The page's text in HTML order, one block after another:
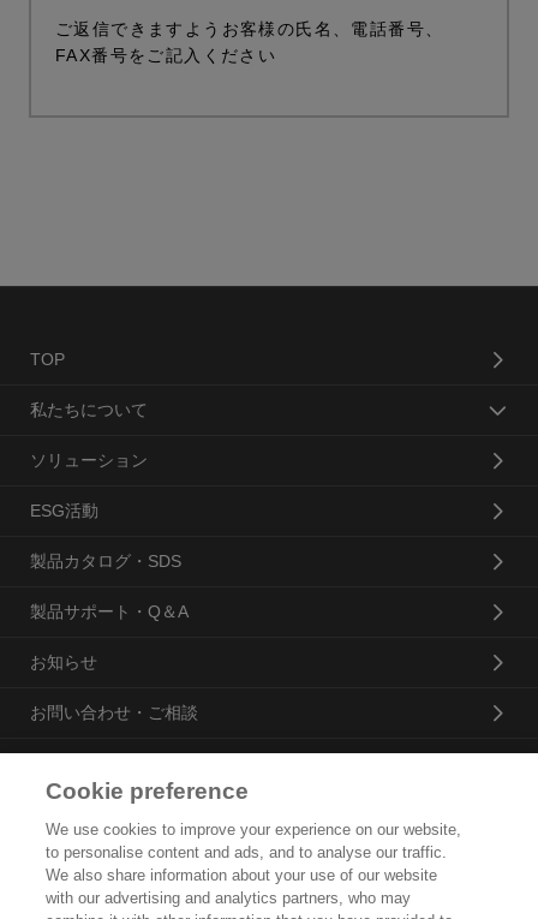
ご返信できますようお客様の氏名、電話番号、
FAX番号をご記入ください
TOP
私たちについて
ソリューション
ESG活動
製品カタログ・SDS
製品サポート・Q＆A
お知らせ
お問い合わせ・ご相談
トップ
企業概要・沿革
Cookie preference
We use cookies to improve your experience on our website,
to personalise content and ads, and to analyse our traffic.
We also share information about your use of our website
with our advertising and analytics partners, who may